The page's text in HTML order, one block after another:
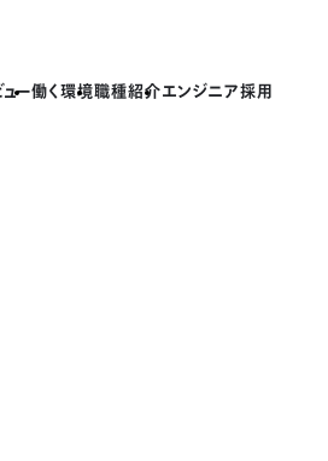
ー働く環境職種紹介エンジニア採用